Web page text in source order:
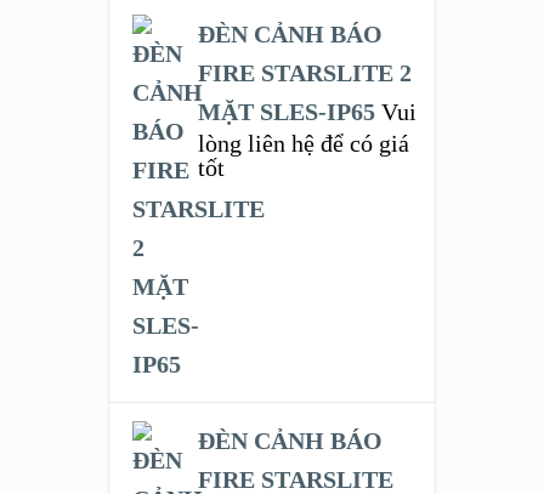
ĐÈN CẢNH BÁO
FIRE STARSLITE 2
MẶT SLES-IP65 Vui
lòng liên hệ để có giá
tốt
ĐÈN CẢNH BÁO
FIRE STARSLITE